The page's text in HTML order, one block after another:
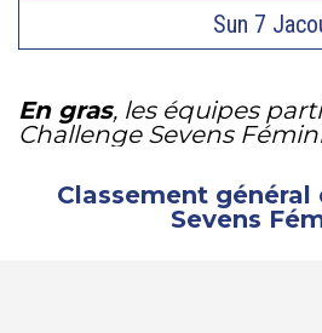
Sun 7
En gras, les équipes
Challenge Sevens
Classement général
Sevens